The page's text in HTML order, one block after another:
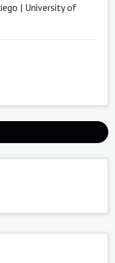
| University of